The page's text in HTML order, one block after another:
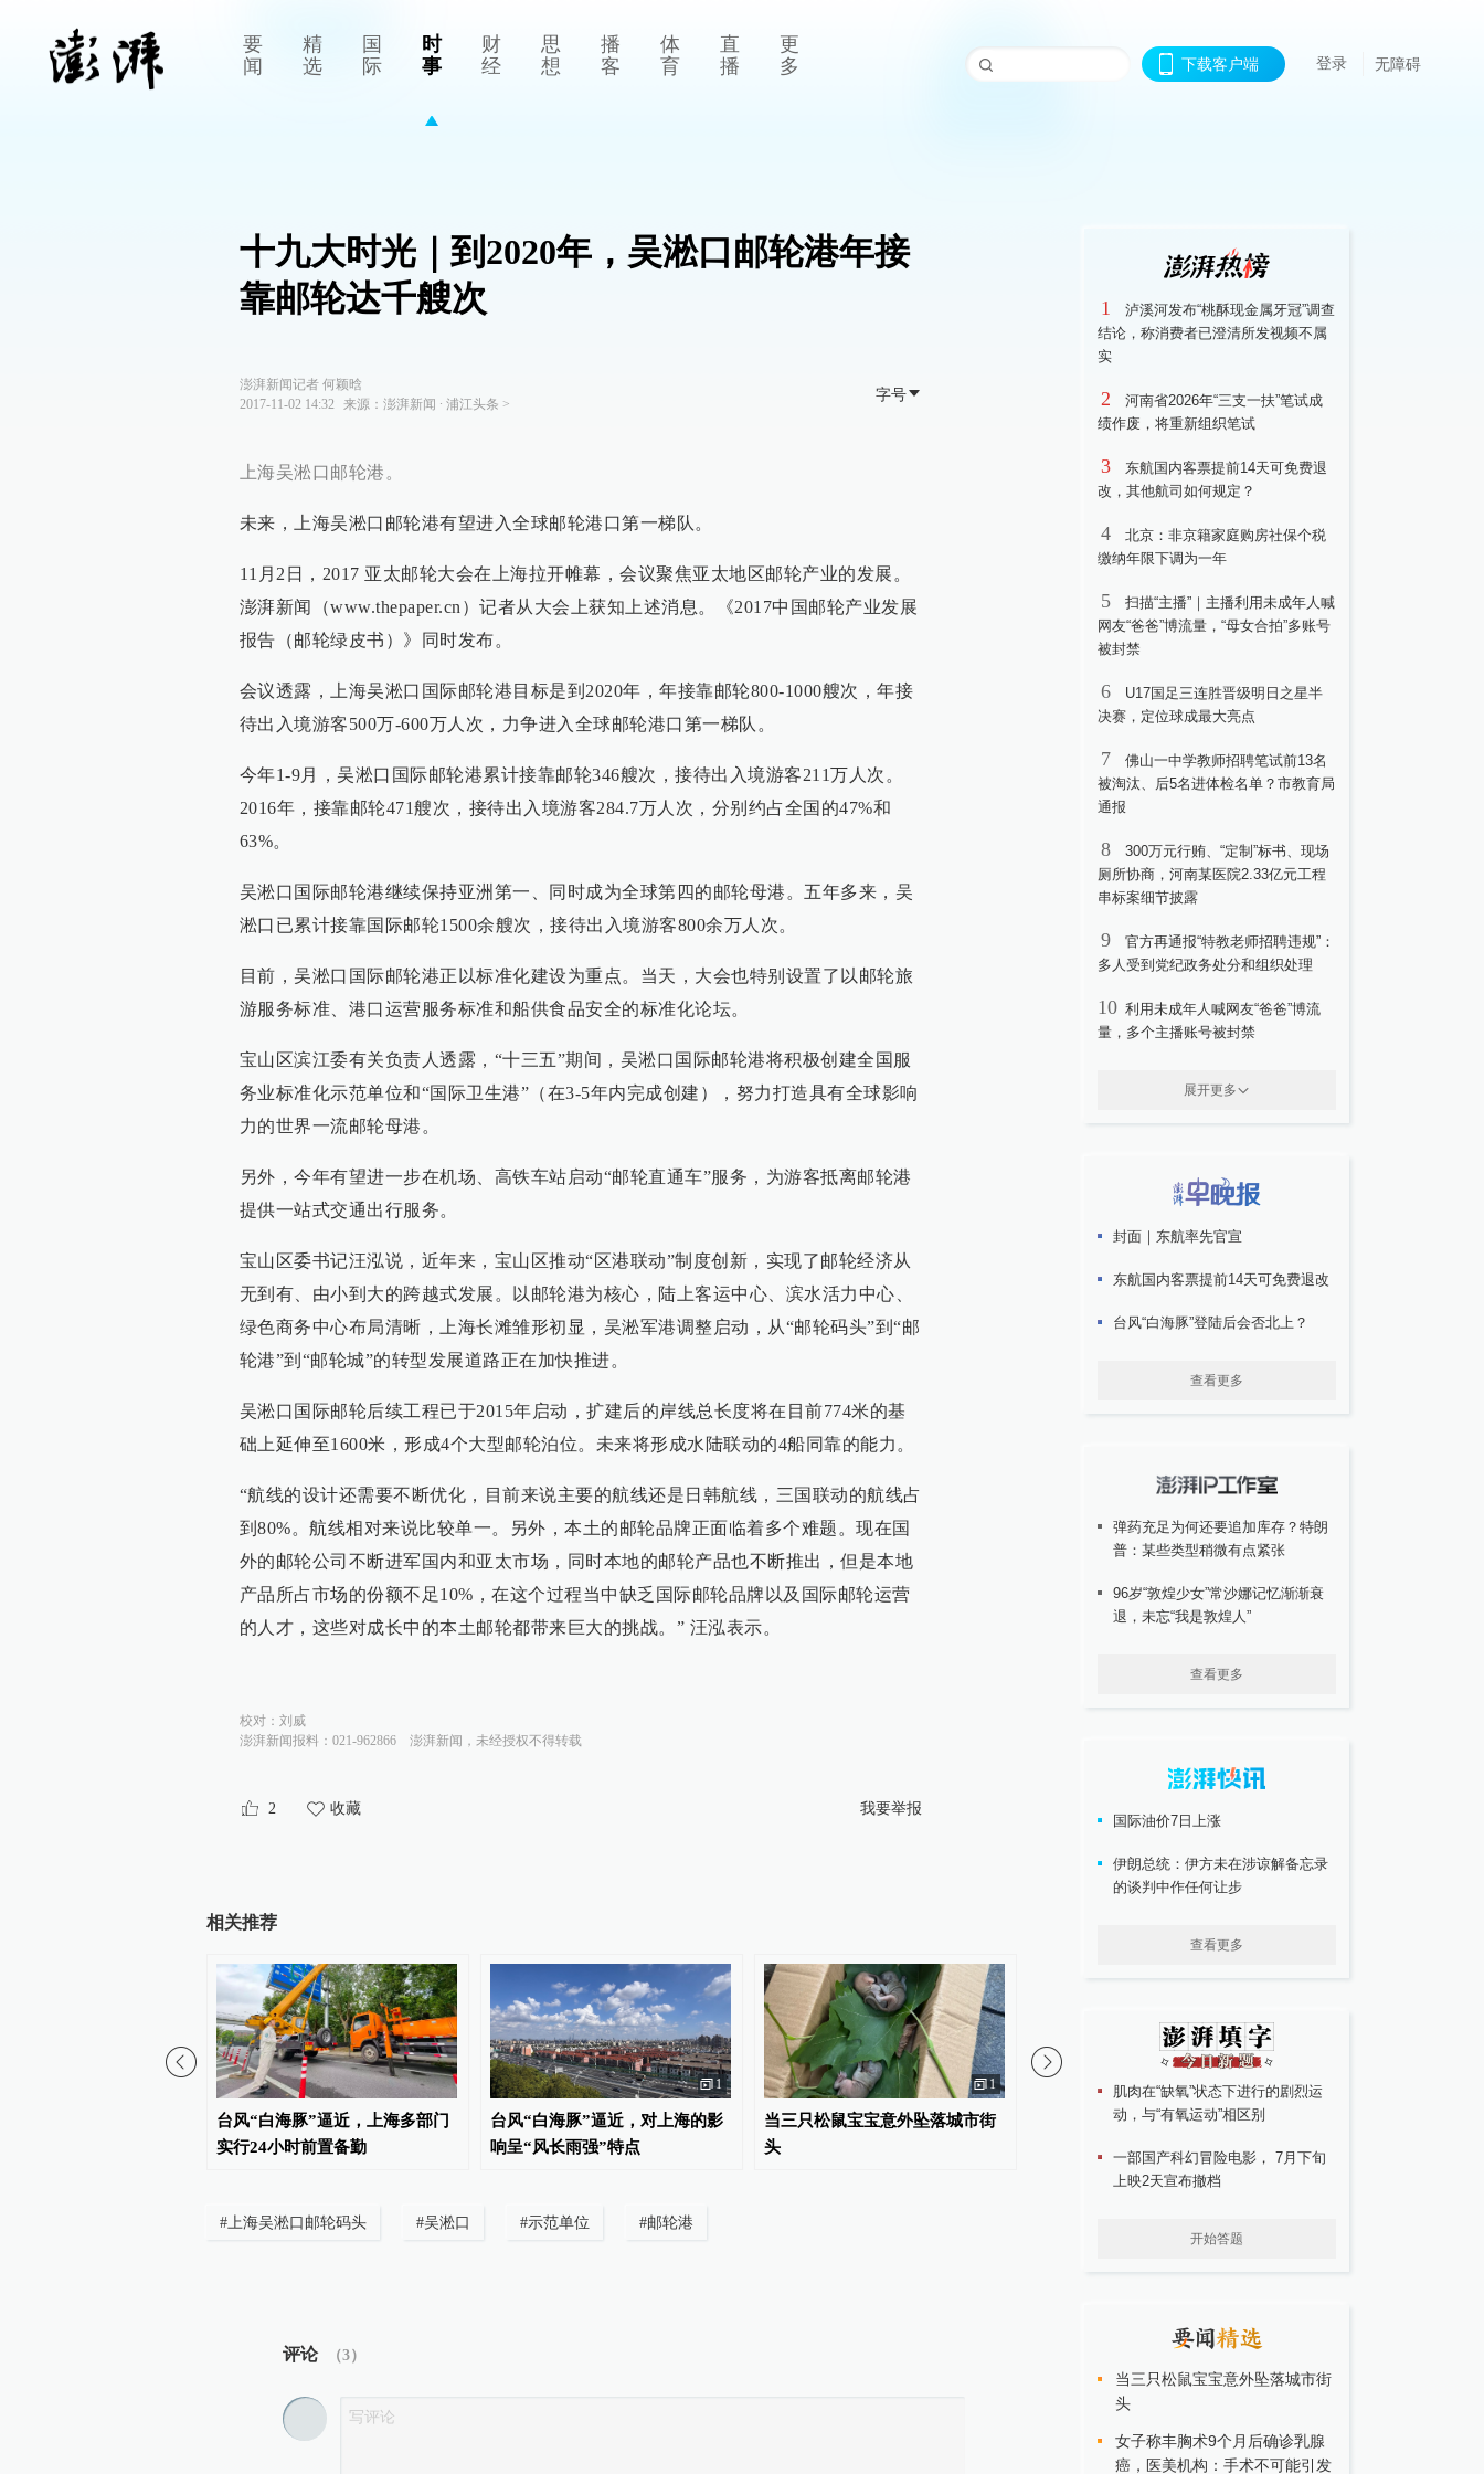
要
闻
精
选
国
际
时
事
财
经
思
想
播
客
体
育
直
播
更
多
下载客户端 登录 无障碍
十九大时光｜到2020年，吴淞口邮轮港年接
靠邮轮达千艘次
澎湃新闻记者 何颖晗
2017-11-02 14:32
来源： 澎湃新闻 ∙ 浦江头条 >
字号
上海吴淞口邮轮港。
未来，上海吴淞口邮轮港有望进入全球邮轮港口第一梯队。
11月2日，2017 亚太邮轮大会在上海拉开帷幕，会议聚焦亚太地区邮轮产业的发展。
澎湃新闻（www.thepaper.cn）记者从大会上获知上述消息。《2017中国邮轮产业发展
报告（邮轮绿皮书）》同时发布。
会议透露，上海吴淞口国际邮轮港目标是到2020年，年接靠邮轮800-1000艘次，年接
待出入境游客500万-600万人次，力争进入全球邮轮港口第一梯队。
今年1-9月，吴淞口国际邮轮港累计接靠邮轮346艘次，接待出入境游客211万人次。
2016年，接靠邮轮471艘次，接待出入境游客284.7万人次，分别约占全国的47%和
63%。
吴淞口国际邮轮港继续保持亚洲第一、同时成为全球第四的邮轮母港。五年多来，吴
淞口已累计接靠国际邮轮1500余艘次，接待出入境游客800余万人次。
目前，吴淞口国际邮轮港正以标准化建设为重点。当天，大会也特别设置了以邮轮旅
游服务标准、港口运营服务标准和船供食品安全的标准化论坛。
宝山区滨江委有关负责人透露，“十三五”期间，吴淞口国际邮轮港将积极创建全国服
务业标准化示范单位和“国际卫生港”（在3-5年内完成创建），努力打造具有全球影响
力的世界一流邮轮母港。
另外，今年有望进一步在机场、高铁车站启动“邮轮直通车”服务，为游客抵离邮轮港
提供一站式交通出行服务。
宝山区委书记汪泓说，近年来，宝山区推动“区港联动”制度创新，实现了邮轮经济从
无到有、由小到大的跨越式发展。以邮轮港为核心，陆上客运中心、滨水活力中心、
绿色商务中心布局清晰，上海长滩雏形初显，吴淞军港调整启动，从“邮轮码头”到“邮
轮港”到“邮轮城”的转型发展道路正在加快推进。
吴淞口国际邮轮后续工程已于2015年启动，扩建后的岸线总长度将在目前774米的基
础上延伸至1600米，形成4个大型邮轮泊位。未来将形成水陆联动的4船同靠的能力。
“航线的设计还需要不断优化，目前来说主要的航线还是日韩航线，三国联动的航线占
到80%。航线相对来说比较单一。另外，本土的邮轮品牌正面临着多个难题。现在国
外的邮轮公司不断进军国内和亚太市场，同时本地的邮轮产品也不断推出，但是本地
产品所占市场的份额不足10%，在这个过程当中缺乏国际邮轮品牌以及国际邮轮运营
的人才，这些对成长中的本土邮轮都带来巨大的挑战。” 汪泓表示。
校对： 刘威
澎湃新闻报料：021-962866
澎湃新闻，未经授权不得转载
2 收藏 我要举报
相关推荐
台风“白海豚”逼近，上海多部门
实行24小时前置备勤
1
台风“白海豚”逼近，对上海的影
响呈“风长雨强”特点
1
当三只松鼠宝宝意外坠落城市街
头
上海：台风“白海豚”或将带来龙
卷风等极端影响
往膀胱里“灌药”？
#上海吴淞口邮轮码头 #吴淞口 #示范单位 #邮轮港
评论 （3）
1
泸溪河发布“桃酥现金属牙冠”调查
结论，称消费者已澄清所发视频不属
实
2
河南省2026年“三支一扶”笔试成
绩作废，将重新组织笔试
3
东航国内客票提前14天可免费退
改，其他航司如何规定？
4
北京：非京籍家庭购房社保个税
缴纳年限下调为一年
5
扫描“主播”｜主播利用未成年人喊
网友“爸爸”博流量，“母女合拍”多账号
被封禁
6
U17国足三连胜晋级明日之星半
决赛，定位球成最大亮点
7
佛山一中学教师招聘笔试前13名
被淘汰、后5名进体检名单？市教育局
通报
8
300万元行贿、“定制”标书、现场
厕所协商，河南某医院2.33亿元工程
串标案细节披露
9
官方再通报“特教老师招聘违规”：
多人受到党纪政务处分和组织处理
10 利用未成年人喊网友“爸爸”博流
量，多个主播账号被封禁
展开更多
封面｜东航率先官宣
东航国内客票提前14天可免费退改
台风“白海豚”登陆后会否北上？
查看更多
弹药充足为何还要追加库存？特朗
普：某些类型稍微有点紧张
96岁“敦煌少女”常沙娜记忆渐渐衰
退，未忘“我是敦煌人”
查看更多
国际油价7日上涨
伊朗总统：伊方未在涉谅解备忘录
的谈判中作任何让步
查看更多
肌肉在“缺氧”状态下进行的剧烈运
动，与“有氧运动”相区别
一部国产科幻冒险电影， 7月下旬
上映2天宣布撤档
开始答题
当三只松鼠宝宝意外坠落城市街
头
女子称丰胸术9个月后确诊乳腺
癌，医美机构：手术不可能引发